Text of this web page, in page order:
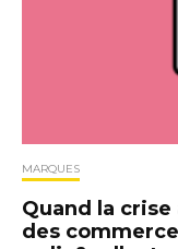
MARQUES
Quand la
des